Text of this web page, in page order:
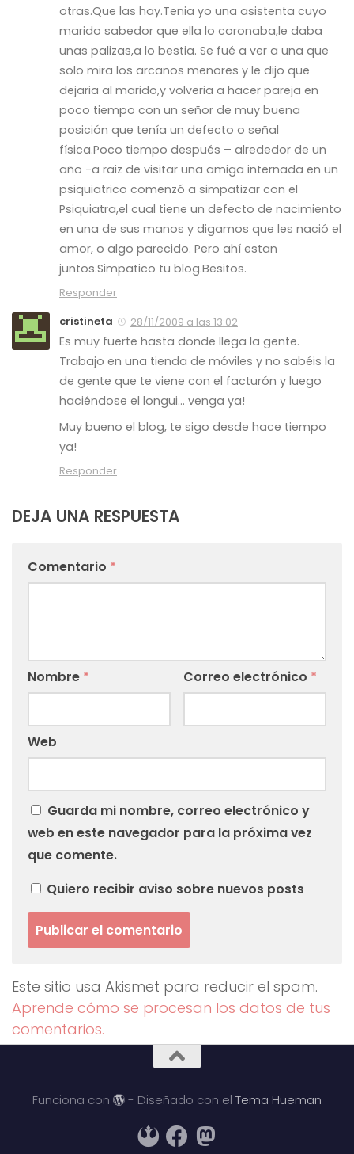
otras.Que las hay.Tenia yo una asistenta cuyo
marido sabedor que ella lo coronaba,le daba
unas palizas,a lo bestia. Se fué a ver a una que
solo mira los arcanos menores y le dijo que
dejaria al marido,y volveria a hacer pareja en
poco tiempo con un señor de muy buena
posición que tenía un defecto o señal
física.Poco tiempo después – alrededor de un
año -a raiz de visitar una amiga internada en un
psiquiatrico comenzó a simpatizar con el
Psiquiatra,el cual tiene un defecto de nacimiento
en una de sus manos y digamos que les nació el
amor, o algo parecido. Pero ahí estan
juntos.Simpatico tu blog.Besitos.
Responder
cristineta
28/11/2009 a las 13:02
Es muy fuerte hasta donde llega la gente.
Trabajo en una tienda de móviles y no sabéis la
de gente que te viene con el facturón y luego
haciéndose el longui… venga ya!
Muy bueno el blog, te sigo desde hace tiempo
ya!
Responder
DEJA UNA RESPUESTA
Comentario *
Nombre * Correo electrónico *
Web
Guarda mi nombre, correo electrónico y
web en este navegador para la próxima vez
que comente.
Quiero recibir aviso sobre nuevos posts
Este sitio usa Akismet para reducir el spam.
Aprende cómo se procesan los datos de tus
comentarios.
Funciona con - Diseñado con el Tema Hueman